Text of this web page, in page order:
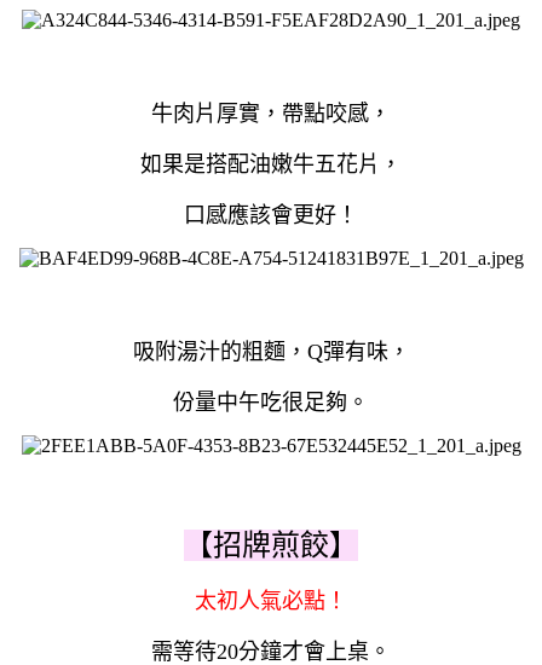
牛肉片厚實，帶點咬感，
如果是搭配油嫩牛五花片，
口感應該會更好！
吸附湯汁的粗麵，Q彈有味，
份量中午吃很足夠。
【招牌煎餃】
太初人氣必點！
需等待20分鐘才會上桌。